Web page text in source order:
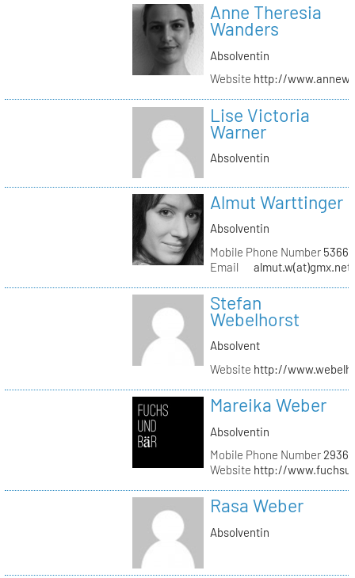
Anne Theresia
Wanders
Absolventin
Website http://
Lise Victoria
Warner
Absolventin
Almut Warttinger
Absolventin
Mobile Phone Number
Email
almut.w(at)gmx.net
Stefan
Webelhorst
Absolvent
Website http://
Mareika Weber
Absolventin
Mobile Phone Number
Website http://
Rasa Weber
Absolventin